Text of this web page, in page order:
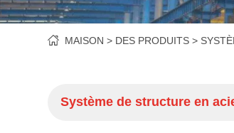
MAISON DES PRODUITS
Système de structure en